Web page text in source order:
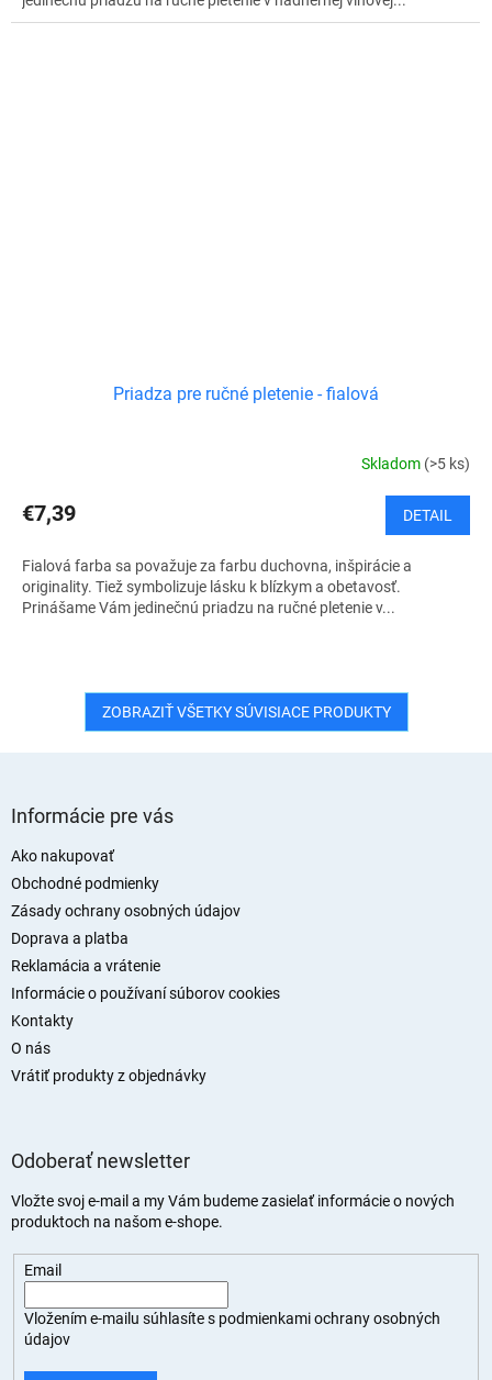
Priadza pre ručné pletenie - fialová
Skladom (>5 ks)
€7,39 DETAIL
Fialová farba sa považuje za farbu duchovna, inšpirácie a
originality. Tiež symbolizuje lásku k blízkym a obetavosť.
Prinášame Vám jedinečnú priadzu na ručné pletenie v...
ZOBRAZIŤ VŠETKY SÚVISIACE PRODUKTY
Informácie pre vás
Ako nakupovať
Obchodné podmienky
Zásady ochrany osobných údajov
Doprava a platba
Reklamácia a vrátenie
Informácie o používaní súborov cookies
Kontakty
O nás
Vrátiť produkty z objednávky
Odoberať newsletter
Vložte svoj e-mail a my Vám budeme zasielať informácie o nových
produktoch na našom e-shope.
Email
Vložením e-mailu súhlasíte s podmienkami ochrany osobných
údajov